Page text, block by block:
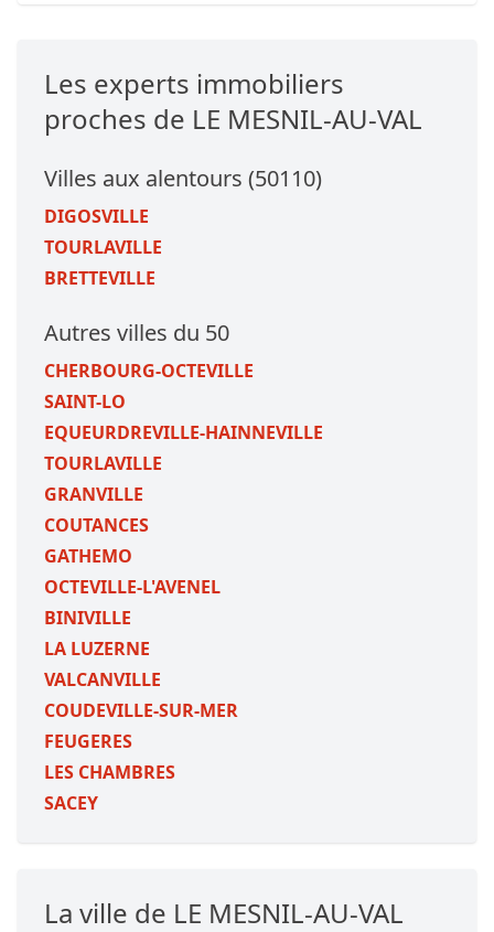
Les experts immobiliers
proches de LE MESNIL-AU-VAL
Villes aux alentours (50110)
DIGOSVILLE
TOURLAVILLE
BRETTEVILLE
Autres villes du 50
CHERBOURG-OCTEVILLE
SAINT-LO
EQUEURDREVILLE-HAINNEVILLE
TOURLAVILLE
GRANVILLE
COUTANCES
GATHEMO
OCTEVILLE-L'AVENEL
BINIVILLE
LA LUZERNE
VALCANVILLE
COUDEVILLE-SUR-MER
FEUGERES
LES CHAMBRES
SACEY
La ville de LE MESNIL-AU-VAL